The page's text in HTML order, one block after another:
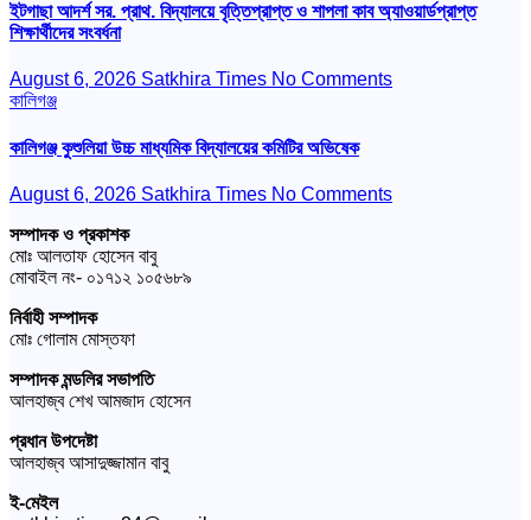
ইটগাছা আদর্শ সর. প্রাথ. বিদ্যালয়ে বৃত্তিপ্রাপ্ত ও শাপলা কাব অ্যাওয়ার্ডপ্রাপ্ত
শিক্ষার্থীদের সংবর্ধনা
August 6, 2026 Satkhira Times No Comments
কালিগঞ্জ
কালিগঞ্জ কুশুলিয়া উচ্চ মাধ্যমিক বিদ্যালয়ের কমিটির অভিষেক
August 6, 2026 Satkhira Times No Comments
সম্পাদক ও প্রকাশক
মোঃ আলতাফ হোসেন বাবু
মোবাইল নং- ০১৭১২ ১০৫৬৮৯
নির্বাহী সম্পাদক
মোঃ গোলাম মোস্তফা
সম্পাদক মন্ডলির সভাপতি
আলহাজ্ব শেখ আমজাদ হোসেন
প্রধান উপদেষ্টা
আলহাজ্ব আসাদুজ্জামান বাবু
ই-মেইল